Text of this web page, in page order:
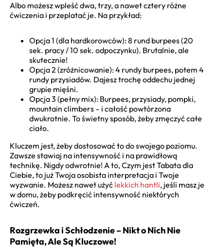
Albo możesz wpleść dwa, trzy, a nawet cztery różne
ćwiczenia i przeplatać je. Na przykład:
Opcja 1 (dla hardkorowców): 8 rund burpees (20
sek. pracy / 10 sek. odpoczynku). Brutalnie, ale
skutecznie!
Opcja 2 (zróżnicowanie): 4 rundy burpees, potem 4
rundy przysiadów. Dajesz trochę oddechu jednej
grupie mięśni.
Opcja 3 (pełny mix): Burpees, przysiady, pompki,
mountain climbers – i całość powtórzona
dwukrotnie. To świetny sposób, żeby zmęczyć całe
ciało.
Kluczem jest, żeby dostosować to do swojego poziomu.
Zawsze stawiaj na intensywność i na prawidłową
technikę. Nigdy odwrotnie! A to, Czym jest Tabata dla
Ciebie, to już Twoja osobista interpretacja i Twoje
wyzwanie. Możesz nawet użyć lekkich hantli, jeśli masz je
w domu, żeby podkręcić intensywność niektórych
ćwiczeń.
Rozgrzewka i Schłodzenie – Nikt o Nich Nie
Pamięta, Ale Są Kluczowe!